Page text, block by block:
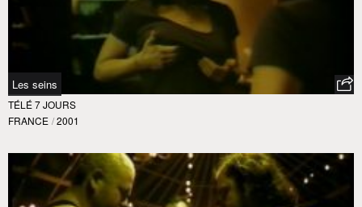
Les seins
TÉLÉ 7 JOURS
FRANCE / 2001